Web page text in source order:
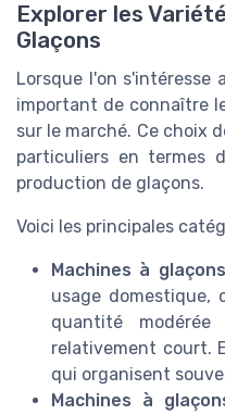
Explorer les
Glaçons
Lorsque l'on s'intéresse
important de connaître
sur le marché. Ce choix
particuliers en termes
production de glaçons.
Voici les principales
Machines à
usage domestique,
quantité
relativement court.
qui organisent
Machines à